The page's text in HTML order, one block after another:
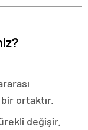
ortaktır.
değişir.